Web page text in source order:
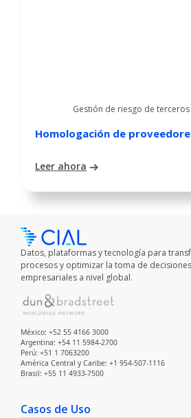
Gestión de riesgo de
Homologación de
Leer ahora
Datos, plataformas y tecnología para
procesos y optimizar la toma de decisiones
empresariales a nivel global.
México: +52 55 4166 3000
Argentina: +54 11 5984-2700
Perú: +51 1 7063200
América Central y Caribe: +1 954-507-1116
Brasil: +55 11 4933-7500
Casos de Uso